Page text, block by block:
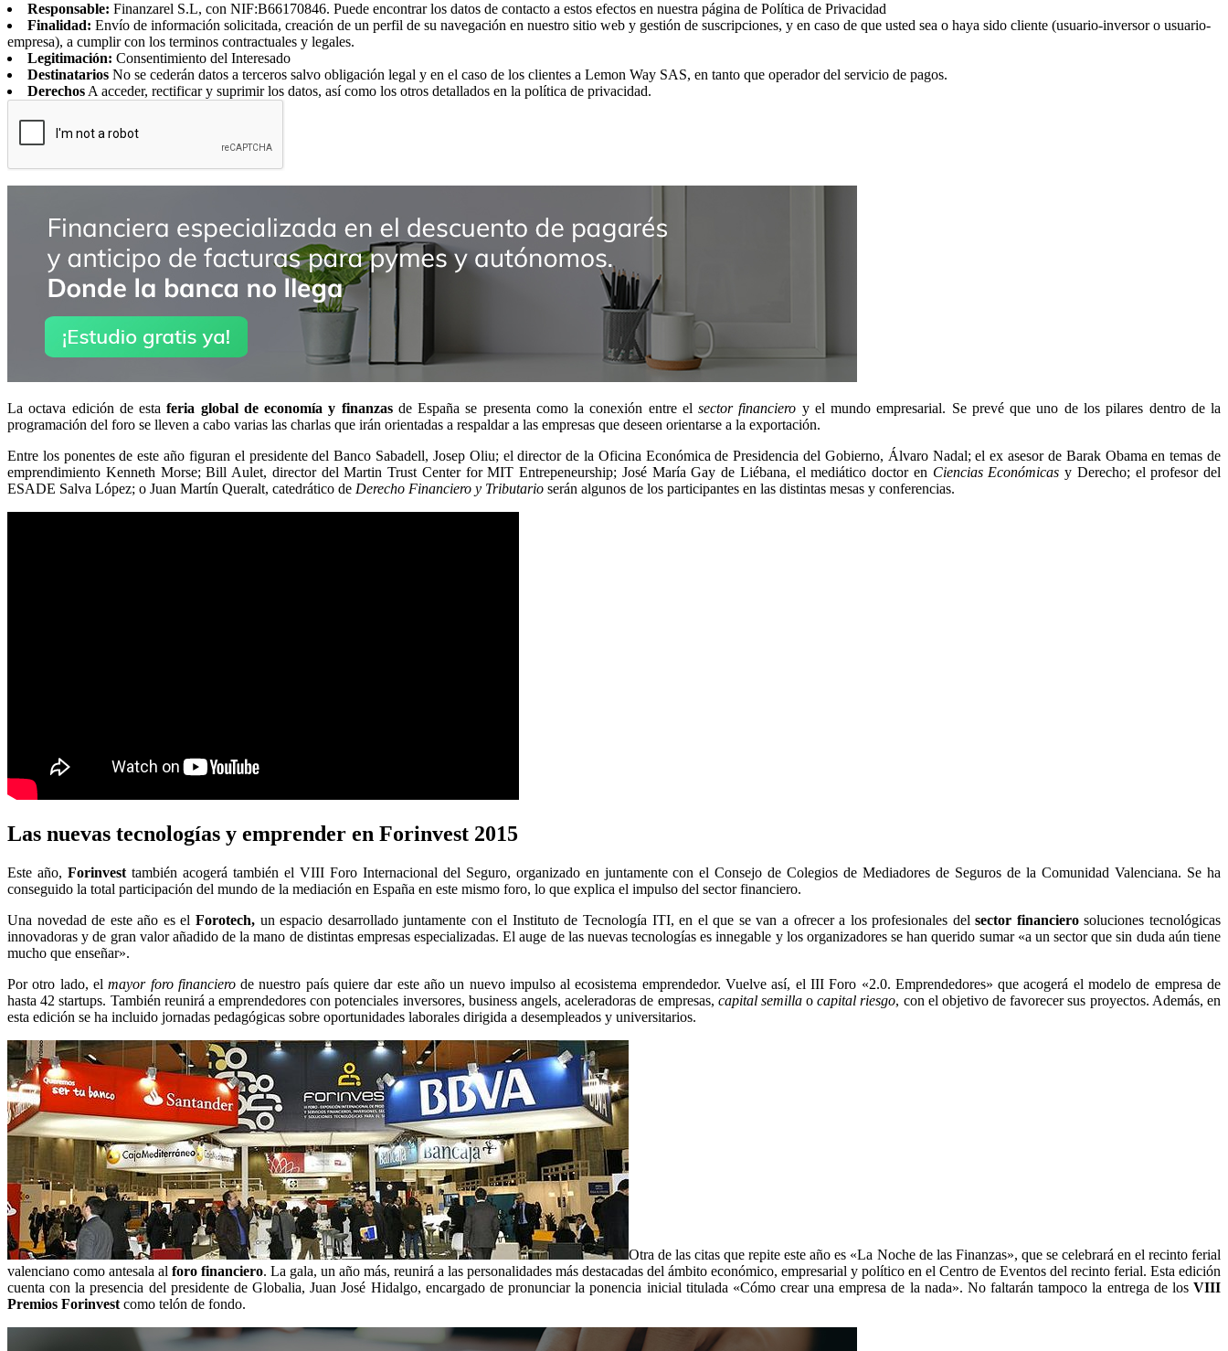
Responsable: Finanzarel S.L, con NIF:B66170846. Puede encontrar los datos de contacto a estos efectos en nuestra página de Política de Privacidad
Finalidad: Envío de información solicitada, creación de un perfil de su navegación en nuestro sitio web y gestión de suscripciones, y en caso de que usted sea o haya sido cliente (usuario-inversor o usuario-
empresa), a cumplir con los terminos contractuales y legales.
Legitimación: Consentimiento del Interesado
Destinatarios No se cederán datos a terceros salvo obligación legal y en el caso de los clientes a Lemon Way SAS, en tanto que operador del servicio de pagos.
Derechos A acceder, rectificar y suprimir los datos, así como los otros detallados en la política de privacidad.
La octava edición de estaferia global de economía y finanzasde España se presenta como la conexión entre elsector financiero y el mundo empresarial. Se prevé que uno de los pilares dentro de la
programación del foro se lleven a cabo varias las charlas que irán orientadas a respaldar a las empresas que deseen orientarse a la exportación.
Entre los ponentes de este año figuran el presidente del Banco Sabadell, Josep Oliu; el director de la Oficina Económica de Presidencia del Gobierno, Álvaro Nadal; el ex asesor de Barak Obama en temas de
emprendimiento Kenneth Morse; Bill Aulet, director del Martin Trust Center for MIT Entrepeneurship; José María Gay de Liébana, el mediático doctor en Ciencias Económicas y Derecho; el profesor del
ESADE Salva López; o Juan Martín Queralt, catedrático de Derecho Financiero y Tributario serán algunos de los participantes en las distintas mesas y conferencias.
Las nuevas tecnologías y emprender en Forinvest 2015
Este año, Forinvesttambién acogerá también el VIII Foro Internacional del Seguro, organizado en juntamente con el Consejo de Colegios de Mediadores de Seguros de la Comunidad Valenciana. Se ha
conseguido la total participación del mundo de la mediación en España en este mismo foro, lo que explica el impulso del sector financiero.
Una novedad de este año es el Forotech,un espacio desarrollado juntamente con el Instituto de Tecnología ITI, en el que se van a ofrecer a los profesionales delsector financierosoluciones tecnológicas
innovadoras y de gran valor añadido de la mano de distintas empresas especializadas. El auge de las nuevas tecnologías es innegable y los organizadores se han querido sumar «a un sector que sin duda aún tiene
mucho que enseñar».
Por otro lado, elmayor foro financierode nuestro país quiere dar este año un nuevo impulso al ecosistema emprendedor. Vuelve así, el III Foro «2.0. Emprendedores» que acogerá el modelo de empresa de
hasta 42 startups. También reunirá a emprendedores con potenciales inversores, business angels, aceleradoras de empresas, capital semillaocapital riesgo, con el objetivo de favorecer sus proyectos. Además, en
esta edición se ha incluido jornadas pedagógicas sobre oportunidades laborales dirigida a desempleados y universitarios.
Otra de las citas que repite este año es «La Noche de las Finanzas», que se celebrará en el recinto ferial
valenciano como antesala al foro financiero. La gala, un año más, reunirá a las personalidades más destacadas del ámbito económico, empresarial y político en el Centro de Eventos del recinto ferial. Esta edición
cuenta con la presencia del presidente de Globalia, Juan José Hidalgo, encargado de pronunciar la ponencia inicial titulada «Cómo crear una empresa de la nada». No faltarán tampoco la entrega de los VIII
Premios Forinvest como telón de fondo.